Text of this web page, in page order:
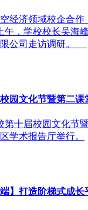
经济领域校企合作
午，学校校长吴海
限公司走访调研。
园文化节暨第二课
第十届校园文化节
学术报告厅举行。
端】打造阶梯式成